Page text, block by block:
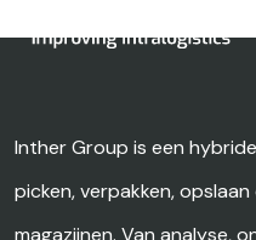
Inther Group is een
picken, verpakken,
magazijnen. Van analyse,